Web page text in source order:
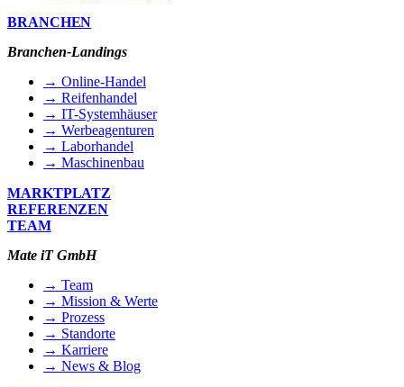
BRANCHEN
Branchen-Landings
→ Online-Handel
→ Reifenhandel
→ IT-Systemhäuser
→ Werbeagenturen
→ Laborhandel
→ Maschinenbau
MARKTPLATZ
REFERENZEN
TEAM
Mate iT GmbH
→ Team
→ Mission & Werte
→ Prozess
→ Standorte
→ Karriere
→ News & Blog